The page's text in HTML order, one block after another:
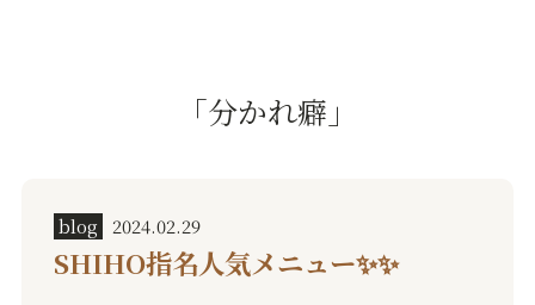
「分かれ癖」
blog 2024.02.29
SHIHO指名人気メニュー✨✨